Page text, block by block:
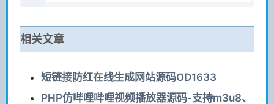
相关文章
短链接防红在线生成网站源码OD1633
PHP仿哔哩哔哩视频播放器源码-支持m3u8、